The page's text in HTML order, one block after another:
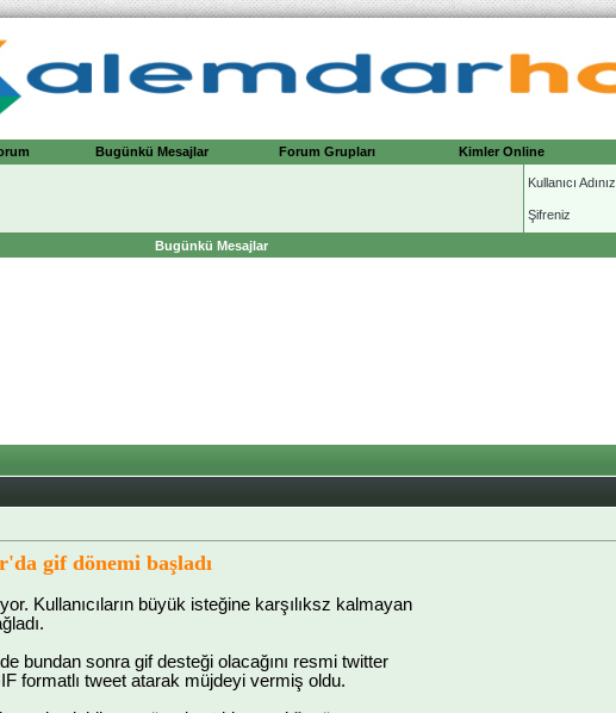
Bugünkü Mesajlar Forum Grupları Kimler Online
Kullanıcı Adınız
Şifreniz
Bugünkü Mesajlar
gif dönemi başladı
Kullanıcıların büyük isteğine karşılıksz kalmayan
bundan sonra gif desteği olacağını resmi twitter
formatlı tweet atarak müjdeyi vermiş oldu.